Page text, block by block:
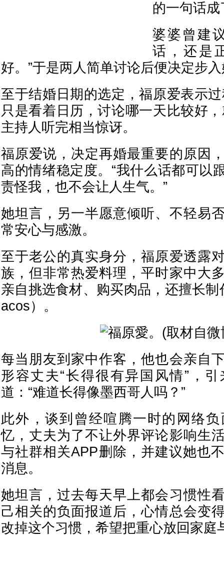
的一句话
婆婆曾建
话，还是
好。”于是两人简单讨论后便决定步
至于结婚日期的选定，福原爱表示
只是看着日历，讨论哪一天比较好
主持人听完相当惊讶。
福原爱说，决定再婚最重要的原因
高的情绪稳定度。“我什么话都可以
责怪我，也不会让人生气。”
她坦言，另一半愿意倾听、不轻易
常安心与感激。
至于老公的真实身分，福原爱透露
族，但非常热爱料理，平时家中大
亲自挑选食材、购买肉品，还擅长
acos）。
每当朋友到家中作客，他也会亲自
形容丈夫“长得很有异国风情”，
道：“难道长得像墨西哥人吗？”
此外，谈到曾经喧腾一时的网络
忆，丈夫为了不让外界评论影响生
与社群相关APP删除，并建议她也
消息。
她坦言，过去每天早上都会习惯性
己相关的负面报道后，心情总会变
改掉这个习惯，希望把重心放回家庭